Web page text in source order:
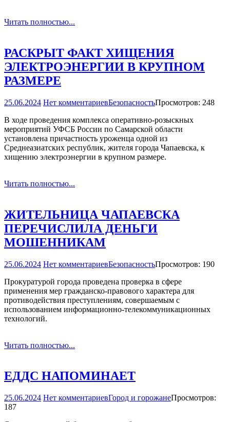
Читать полностью...
РАСКРЫТ ФАКТ ХИЩЕНИЯ
ЭЛЕКТРОЭНЕРГИИ В КРУПНОМ
РАЗМЕРЕ
25.06.2024 Нет комментариевБезопасностьПросмотров: 248
В ходе проведения комплекса оперативно-розыскных
мероприятий УФСБ России по Самарской области
установлена причастность уроженца одной из
Среднеазиатских республик, жителя города Чапаевска, к
хищению электроэнергии в крупном размере.
Читать полностью...
ЖИТЕЛЬНИЦА ЧАПАЕВСКА
ПЕРЕЧИСЛИЛА ДЕНЬГИ
МОШЕННИКАМ
25.06.2024 Нет комментариевБезопасностьПросмотров: 190
Прокуратурой города проведена проверка в сфере
применения мер гражданско-правового характера для
противодействия преступлениям, совершаемым с
использованием информационно-телекоммуникационных
технологий.
Читать полностью...
ЕДДС НАПОМИНАЕТ
25.06.2024 Нет комментариевГород и горожанеПросмотров:
187